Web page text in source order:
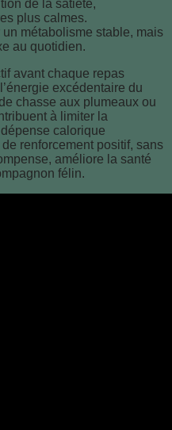
de la satiété,
plus calmes.
métabolisme stable, mais
au quotidien.
avant chaque repas
excédentaire du
chasse aux plumeaux ou
à limiter la
calorique
renforcement positif, sans
améliore la santé
félin.